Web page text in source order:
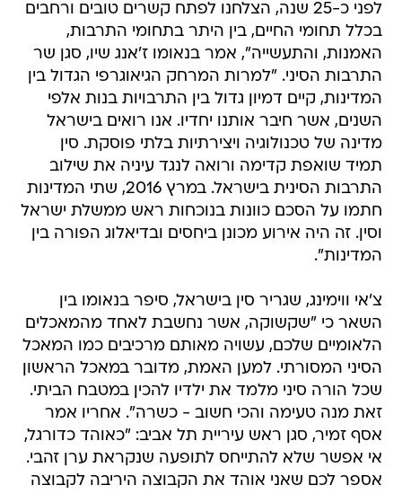
לפני כ-25 שנה, הצלחנו לפתח קשרים טובים ורחבים
בכלל תחומי החיים, בין היתר בתחומי התרבות,
האמנות, והתעשייה", אמר בנאומו ז'אנג שיו, סגן שר
התרבות הסיני. "למרות המרחק הגיאוגרפי הגדול בין
המדינות, קיים דמיון גדול בין התרבויות בנות אלפי
השנים, אשר חיבר אותנו יחדיו. אנו רואים בישראל
מדינה של טכנולוגיה ויצירתיות בלתי פוסקת. סין
תמיד שואפת קדימה ורואה לנגד עיניה את שילוב
התרבות הסינית בישראל. במרץ 2016, שתי המדינות
חתמו על הסכם כוונות בנוכחות ראש ממשלת ישראל
וסין. זה היה אירוע מכונן ביחסים ובדיאלוג הפורה בין
המדינות".
צ'אי ווימינג, שגריר סין בישראל, סיפר בנאומו בין
השאר כי "שקשוקה, אשר נחשבת לאחד מהמאכלים
הלאומיים שלכם, עשויה מאותם מרכיבים כמו המאכל
הסיני המסורתי. למען האמת, מדובר במאכל הראשון
שכל הורה סיני מלמד את ילדיו להכין במטבח הביתי.
זאת מנה טעימה והכי חשוב - כשרה". אחריו אמר
אסף זמיר, סגן ראש עיריית תל אביב: "כאוהד כדורגל,
אי אפשר שלא להתייחס לתופעה שנקראת ערן זהבי.
אספר לכם שאני אוהד את הקבוצה היריבה לקבוצה